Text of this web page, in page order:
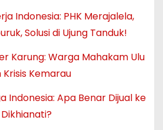
Indonesia: PHK Merajalela,
Solusi di Ujung Tanduk!
Karung: Warga Mahakam Ulu
Kemarau
Indonesia: Apa Benar Dijual ke